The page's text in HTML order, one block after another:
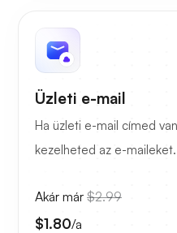
Üzleti e-mail
Ha üzleti e-mail címed
kezelheted az e-maileket.
Akár már $2.99
$1.80/a